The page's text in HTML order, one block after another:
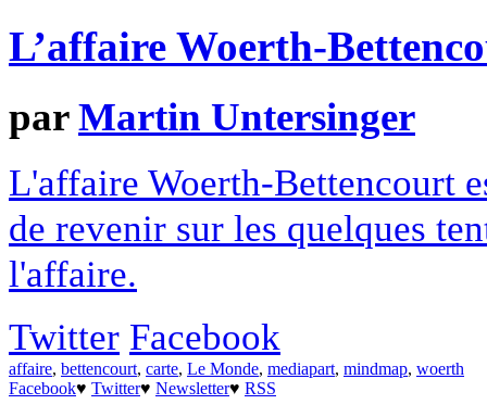
L’affaire Woerth-
parMartin Untersinger
L'affaire Woerth-Bettencourt
de revenir sur les quelques
l'affaire.
Twitter Facebook
affaire, bettencourt, carte, Le Monde, mediapart, mindmap, woerth
Facebook♥ Twitter♥ Newsletter♥ RSS